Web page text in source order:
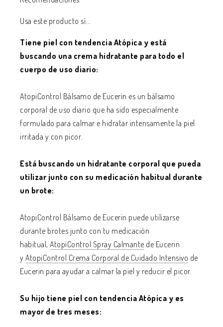
Usa este producto sí...
Tiene piel con tendencia Atópica y está
buscando una crema hidratante para todo el
cuerpo de uso diario:
AtopiControl Bálsamo de Eucerin es un bálsamo
corporal de uso diario que ha sido especialmente
formulado para calmar e hidratar intensamente la piel
irritada y con picor.
Está buscando un hidratante corporal que pueda
utilizar junto con su medicación habitual durante
un brote:
AtopiControl Bálsamo de Eucerin puede utilizarse
durante brotes junto con tu medicación
habitual, AtopiControl Spray Calmante de Eucerin
y AtopiControl Crema Corporal de Cuidado Intensivo de
Eucerin para ayudar a calmar la piel y reducir el picor.
Su hijo tiene piel con tendencia Atópica y es
mayor de tres meses: